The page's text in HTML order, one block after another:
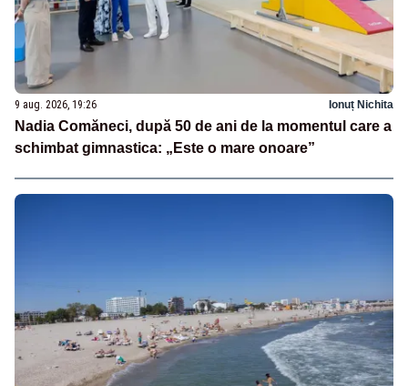
9 aug. 2026, 19:26 Ionuț Nichita
Nadia Comăneci, după 50 de ani de la momentul care a
schimbat gimnastica: „Este o mare onoare”